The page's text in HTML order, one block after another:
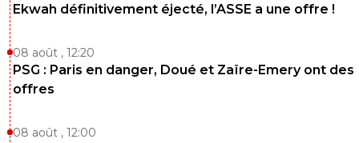
Ekwah définitivement éjecté, l’ASSE a une offre !
08 août , 12:20
PSG : Paris en danger, Doué et Zaïre-Emery ont des
offres
08 août , 12:00